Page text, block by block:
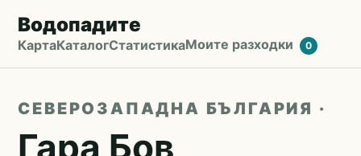
Водопадите
КартаКаталогСтатистикаМоите разходки 0
СЕВЕРОЗАПАДНА БЪЛГАРИЯ ·
Гара Бов